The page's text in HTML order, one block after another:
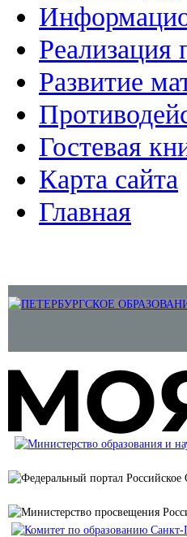
Реализация
Развитие
Гостевая
Карта сайта
Главная